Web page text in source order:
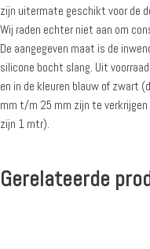
zijn uitermate geschikt voor de
Wij raden echter niet aan om
De aangegeven maat is de
silicone bocht slang. Uit
en in de kleuren blauw of zwart
mm t/m 25 mm zijn te
zijn 1 mtr).
Gerelateerde